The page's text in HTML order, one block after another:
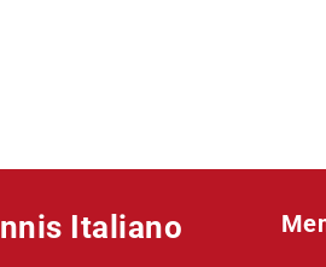
Italiano